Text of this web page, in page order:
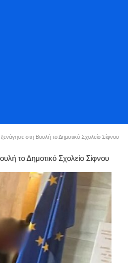
στη Βουλή το Δημοτικό Σχολείο Σίφνου
το Δημοτικό Σχολείο Σίφνου